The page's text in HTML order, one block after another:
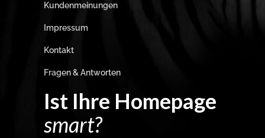
Kundenmeinungen
Impressum
Kontakt
Fragen & Antworten
Ist Ihre Homepage
smart?